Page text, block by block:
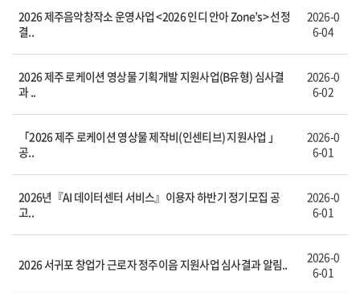
2026 제주음악창작소 운영사업 <2026 인디 안아 Zone’s> 선정
결..
2026-0
6-04
2026 제주 로케이션 영상물 기획개발 지원사업(B유형) 심사결
과 ..
2026-0
6-02
「2026 제주 로케이션 영상물 제작비(인센티브) 지원사업 」
공..
2026-0
6-01
2026년『AI 데이터센터 서비스』이용자 하반기 정기모집 공
고..
2026-0
6-01
2026 서귀포 창업가 근로자 정주이음 지원사업 심사결과 알림..
2026-0
6-01